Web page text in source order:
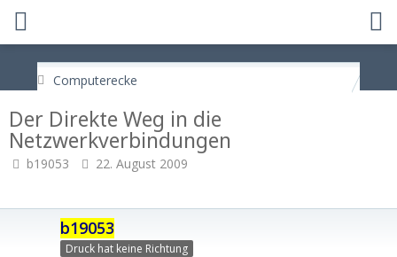
Computerecke
Der Direkte Weg in die
Netzwerkverbindungen
b19053 22. August 2009
b19053
Druck hat keine Richtung